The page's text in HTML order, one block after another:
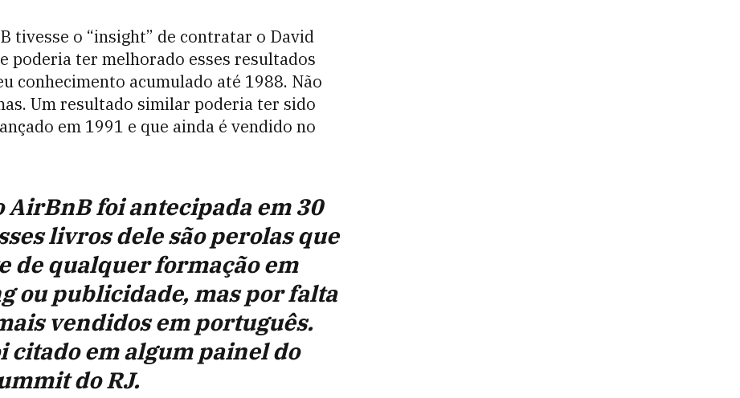
tivesse o “insight” de contratar o David
poderia ter melhorado esses resultados
conhecimento acumulado até 1988. Não
Um resultado similar poderia ter sido
em 1991 e que ainda é vendido no
AirBnB foi antecipada em 30
livros dele são perolas que
de qualquer formação em
ou publicidade, mas por falta
vendidos em português.
citado em algum painel do
do RJ.